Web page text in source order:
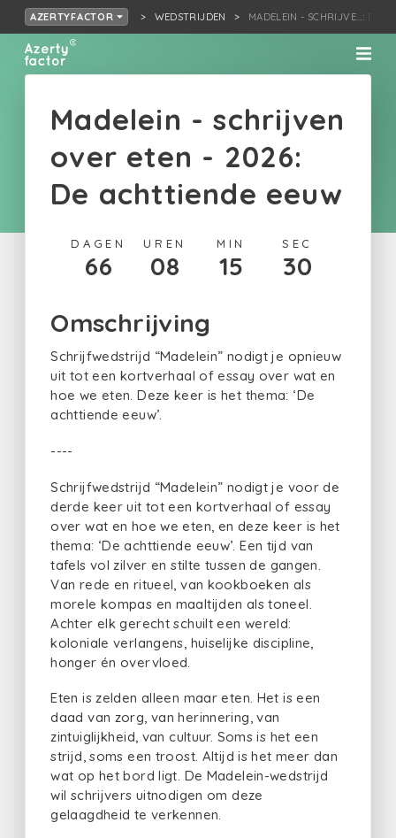
AZERTYFACTOR WEDSTRIJDEN MADELEIN - SCHRIJVE…: DE
Madelein - schrijven
over eten - 2026:
De achttiende eeuw
DAGEN
66
UREN
08
MIN
15
SEC
30
Omschrijving
Schrijfwedstrijd “Madelein” nodigt je opnieuw
uit tot een kortverhaal of essay over wat en
hoe we eten. Deze keer is het thema: ‘De
achttiende eeuw’.
----
Schrijfwedstrijd “Madelein” nodigt je voor de
derde keer uit tot een kortverhaal of essay
over wat en hoe we eten, en deze keer is het
thema: ‘De achttiende eeuw’. Een tijd van
tafels vol zilver en stilte tussen de gangen.
Van rede en ritueel, van kookboeken als
morele kompas en maaltijden als toneel.
Achter elk gerecht schuilt een wereld:
koloniale verlangens, huiselijke discipline,
honger én overvloed.
Eten is zelden alleen maar eten. Het is een
daad van zorg, van herinnering, van
zintuiglijkheid, van cultuur. Soms is het een
strijd, soms een troost. Altijd is het meer dan
wat op het bord ligt. De Madelein-wedstrijd
wil schrijvers uitnodigen om deze
gelaagdheid te verkennen.